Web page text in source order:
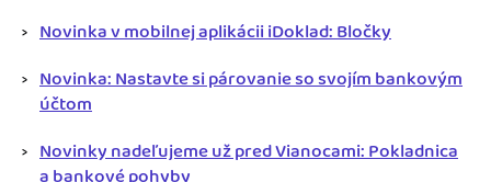
Novinka v mobilnej aplikácii iDoklad: Bločky
Novinka: Nastavte si párovanie so svojím bankovým
účtom
Novinky nadeľujeme už pred Vianocami: Pokladnica
a bankové pohyby